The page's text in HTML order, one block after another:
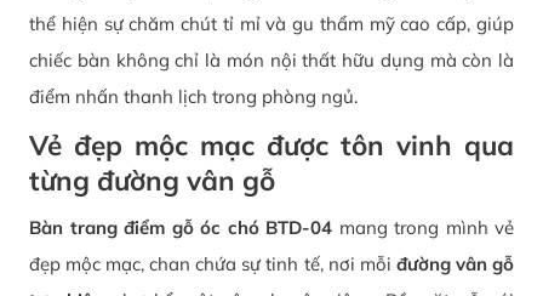
thể hiện sự chăm chút tỉ mỉ và gu thẩm mỹ cao cấp, giúp
chiếc bàn không chỉ là món nội thất hữu dụng mà còn là
điểm nhấn thanh lịch trong phòng ngủ.
Vẻ đẹp mộc mạc được tôn vinh qua
từng đường vân gỗ
Bàn trang điểm gỗ óc chó BTD-04 mang trong mình vẻ
đẹp mộc mạc, chan chứa sự tinh tế, nơi mỗi đường vân gỗ